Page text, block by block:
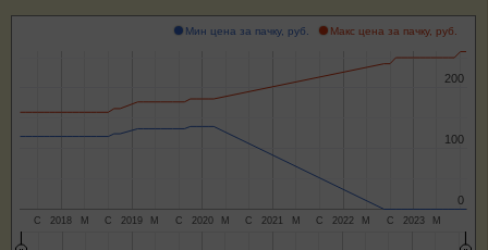
Мин цена за пачку, руб. Макс цена за пачку, руб.
2018 2019 2020 2021 2022 2023
С М С М С М С М С М С М
0
0
100
100
200
200